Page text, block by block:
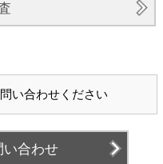
い合わせください
い合わせ